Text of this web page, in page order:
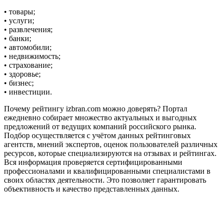
• товары;
• услуги;
• развлечения;
• банки;
• автомобили;
• недвижимость;
• страхование;
• здоровье;
• бизнес;
• инвестиции.
Почему рейтингу izbran.com можно доверять? Портал
ежедневно собирает множество актуальных и выгодных
предложений от ведущих компаний российского рынка.
Подбор осуществляется с учётом данных рейтинговых
агентств, мнений экспертов, оценок пользователей различных
ресурсов, которые специализируются на отзывах и рейтингах.
Вся информация проверяется сертифицированными
профессионалами и квалифицированными специалистами в
своих областях деятельности. Это позволяет гарантировать
объективность и качество представленных данных.